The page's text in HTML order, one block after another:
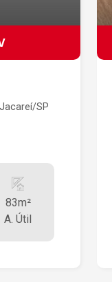
SP
83m²
A. Útil